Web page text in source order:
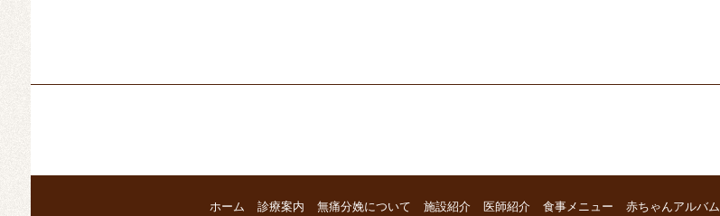
ホーム 診療案内 無痛分娩について 施設紹介 医師紹介 食事メニュー 赤ちゃんアルバム